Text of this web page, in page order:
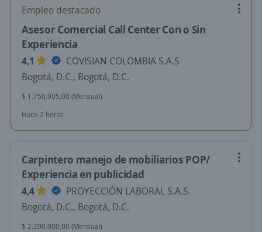
Empleo destacado
Asesor Comercial Call Center Con o Sin
Experiencia
4,1
COVISIAN COLOMBIA S.A.S
Bogotá, D.C., Bogotá, D.C.
$ 1.750.905,00 (Mensual)
Hace 2 horas
Carpintero manejo de mobiliarios POP/
Experiencia en publicidad
4,4
PROYECCIÓN LABORAL S.A.S.
Bogotá, D.C., Bogotá, D.C.
$ 2.200.000,00 (Mensual)